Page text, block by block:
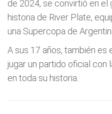
de 2024, se convirtió en el
historia de River Plate,
una Supercopa de
A sus 17 años, también es
jugar un partido oficial con
en toda su historia.